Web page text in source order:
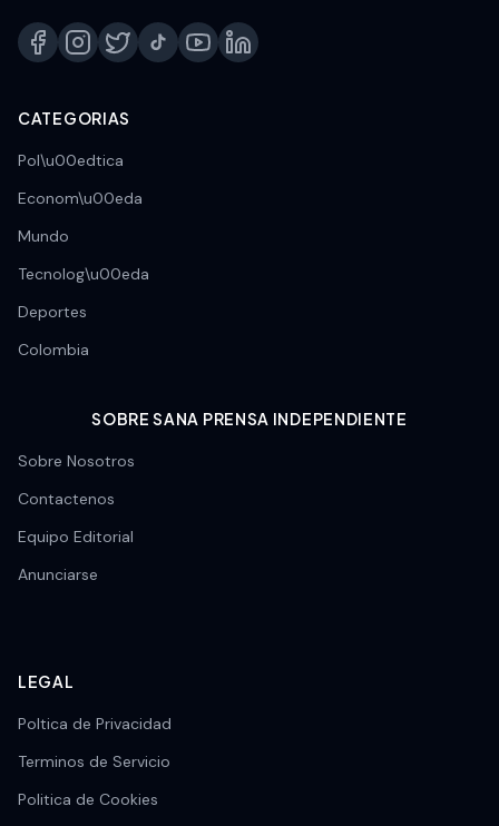
CATEGORIAS
Pol\u00edtica
Econom\u00eda
Mundo
Tecnolog\u00eda
Deportes
Colombia
SOBRE SANA PRENSA INDEPENDIENTE
Sobre Nosotros
Contactenos
Equipo Editorial
Anunciarse
LEGAL
Poltica de Privacidad
Terminos de Servicio
Politica de Cookies